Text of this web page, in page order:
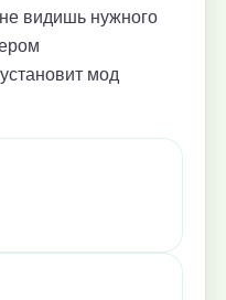
видишь нужного
мод